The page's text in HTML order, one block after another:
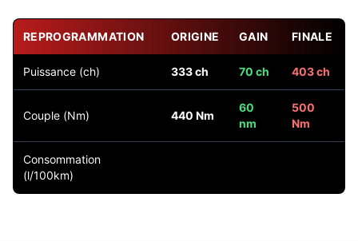
REPROGRAMMATION ORIGINE GAIN FINALE
Puissance (ch) 333 ch 70 ch 403 ch
Couple (Nm) 440 Nm
60
nm
500
Nm
Consommation
(l/100km)